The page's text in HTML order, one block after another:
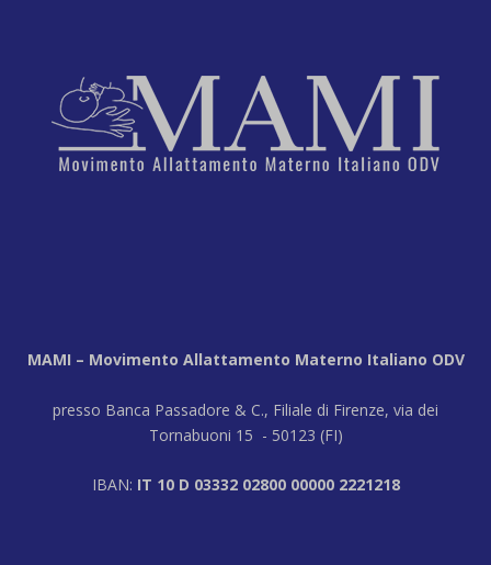
MAMI – Movimento Allattamento Materno Italiano ODV
presso Banca Passadore & C., Filiale di Firenze, via dei
Tornabuoni 15 - 50123 (FI)
IBAN: IT 10 D 03332 02800 00000 2221218